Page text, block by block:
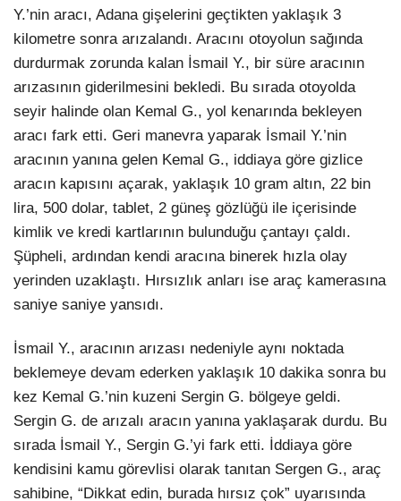
Y.’nin aracı, Adana gişelerini geçtikten yaklaşık 3
kilometre sonra arızalandı. Aracını otoyolun sağında
durdurmak zorunda kalan İsmail Y., bir süre aracının
arızasının giderilmesini bekledi. Bu sırada otoyolda
seyir halinde olan Kemal G., yol kenarında bekleyen
aracı fark etti. Geri manevra yaparak İsmail Y.’nin
aracının yanına gelen Kemal G., iddiaya göre gizlice
aracın kapısını açarak, yaklaşık 10 gram altın, 22 bin
lira, 500 dolar, tablet, 2 güneş gözlüğü ile içerisinde
kimlik ve kredi kartlarının bulunduğu çantayı çaldı.
Şüpheli, ardından kendi aracına binerek hızla olay
yerinden uzaklaştı. Hırsızlık anları ise araç kamerasına
saniye saniye yansıdı.
İsmail Y., aracının arızası nedeniyle aynı noktada
beklemeye devam ederken yaklaşık 10 dakika sonra bu
kez Kemal G.’nin kuzeni Sergin G. bölgeye geldi.
Sergin G. de arızalı aracın yanına yaklaşarak durdu. Bu
sırada İsmail Y., Sergin G.’yi fark etti. İddiaya göre
kendisini kamu görevlisi olarak tanıtan Sergen G., araç
sahibine, “Dikkat edin, burada hırsız çok” uyarısında